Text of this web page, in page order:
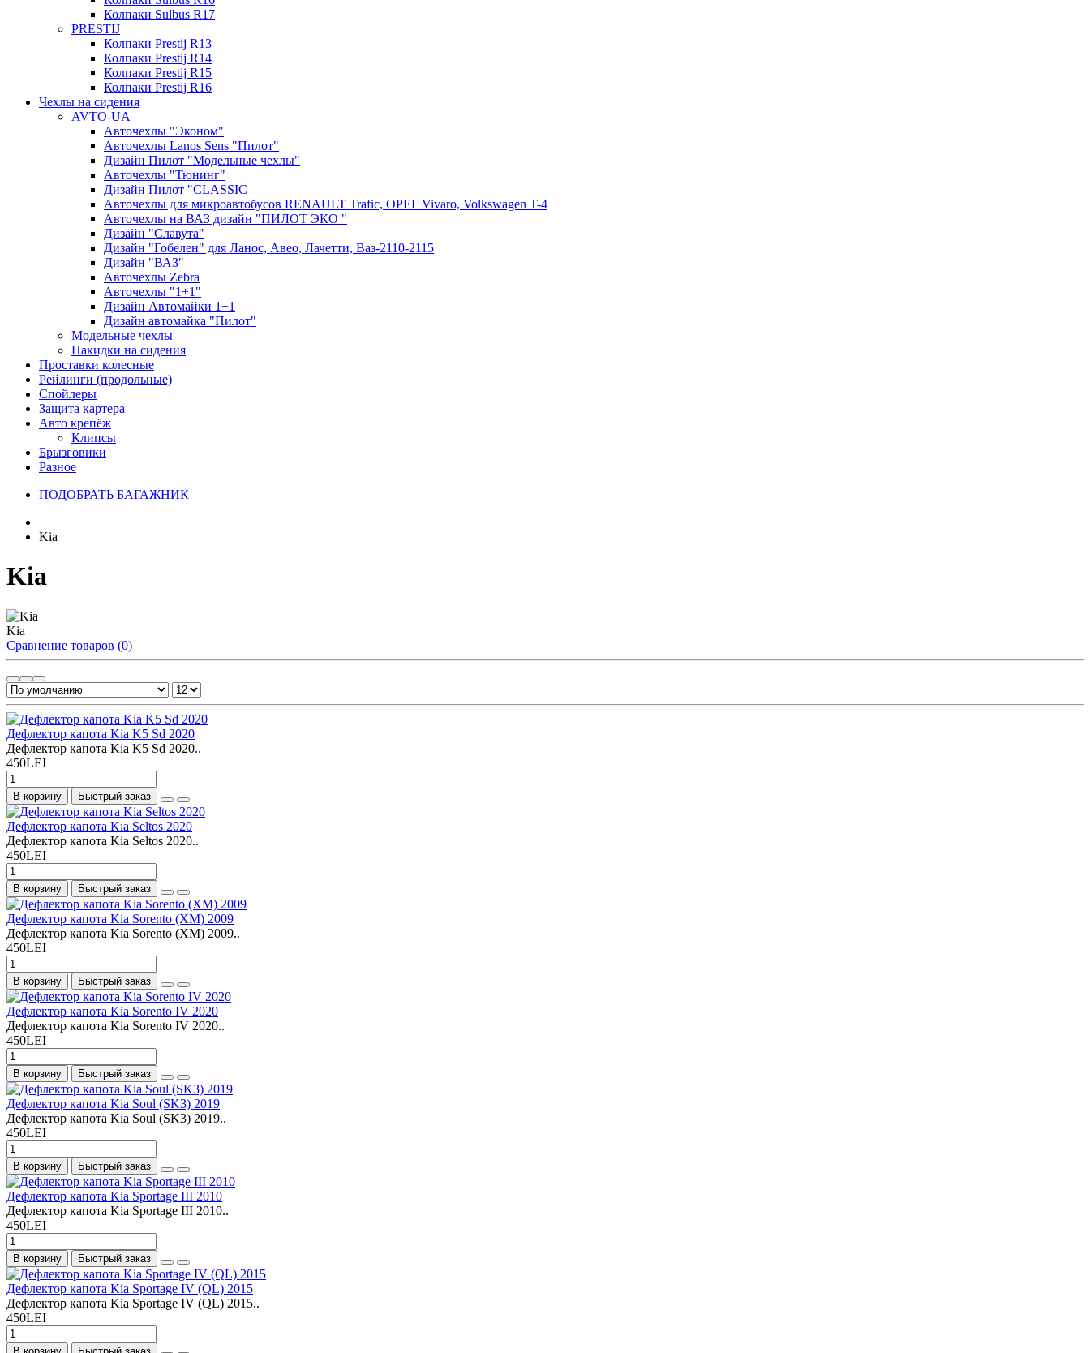
Колпаки Sulbus R17
PRESTIJ
Колпаки Prestij R13
Колпаки Prestij R14
Колпаки Prestij R15
Колпаки Prestij R16
Чехлы на сидения
AVTO-UA
Авточехлы "Эконом"
Авточехлы Lanos Sens "Пилот"
Дизайн Пилот "Модельные чехлы"
Авточехлы "Тюнинг"
Дизайн Пилот "CLASSIC
Авточехлы для микроавтобусов RENAULT Trafic, OPEL Vivaro, Volkswagen T-4
Авточехлы на ВАЗ дизайн "ПИЛОТ ЭКО "
Дизайн "Славута"
Дизайн "Гобелен" для Ланос, Авео, Лачетти, Ваз-2110-2115
Дизайн "ВАЗ"
Авточехлы Zebra
Авточехлы "1+1"
Дизайн Автомайки 1+1
Дизайн автомайка "Пилот"
Модельные чехлы
Накидки на сидения
Проставки колесные
Рейлинги (продольные)
Спойлеры
Защита картера
Авто крепёж
Клипсы
Брызговики
Разное
ПОДОБРАТЬ БАГАЖНИК
Kia
Kia
Kia
Сравнение товаров (0)
Дефлектор капота Kia K5 Sd 2020
Дефлектор капота Kia K5 Sd 2020..
450LEI
В корзину Быстрый заказ
Дефлектор капота Kia Seltos 2020
Дефлектор капота Kia Seltos 2020..
450LEI
В корзину Быстрый заказ
Дефлектор капота Kia Sorento (XM) 2009
Дефлектор капота Kia Sorento (XM) 2009..
450LEI
В корзину Быстрый заказ
Дефлектор капота Kia Sorento IV 2020
Дефлектор капота Kia Sorento IV 2020..
450LEI
В корзину Быстрый заказ
Дефлектор капота Kia Soul (SK3) 2019
Дефлектор капота Kia Soul (SK3) 2019..
450LEI
В корзину Быстрый заказ
Дефлектор капота Kia Sportage III 2010
Дефлектор капота Kia Sportage III 2010..
450LEI
В корзину Быстрый заказ
Дефлектор капота Kia Sportage IV (QL) 2015
Дефлектор капота Kia Sportage IV (QL) 2015..
450LEI